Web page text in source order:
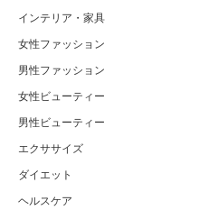
インテリア・家具
女性ファッション
男性ファッション
女性ビューティー
男性ビューティー
エクササイズ
ダイエット
ヘルスケア